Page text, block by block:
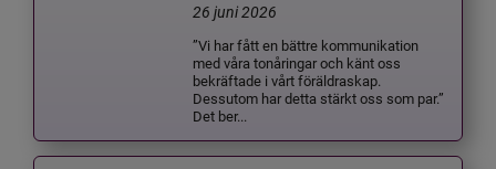
26 juni 2026
”Vi har fått en bättre kommunikation
med våra tonåringar och känt oss
bekräftade i vårt föräldraskap.
Dessutom har detta stärkt oss som par.”
Det ber...